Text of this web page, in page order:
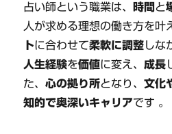
占い師という職業は、 時間 と
人が求める理想の働き方を叶
トに合わせて柔軟に調整しな
人生経験を価値に変え、 成長
た、心の拠り所となり、文化
知的で奥深いキャリアです 。